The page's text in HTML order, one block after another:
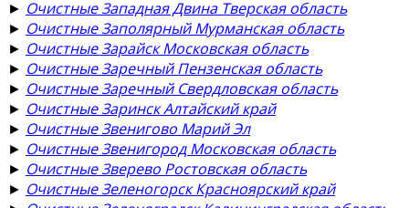
► Очистные Западная Двина Тверская область
► Очистные Заполярный Мурманская область
► Очистные Зарайск Московская область
► Очистные Заречный Пензенская область
► Очистные Заречный Свердловская область
► Очистные Заринск Алтайский край
► Очистные Звенигово Марий Эл
► Очистные Звенигород Московская область
► Очистные Зверево Ростовская область
► Очистные Зеленогорск Красноярский край